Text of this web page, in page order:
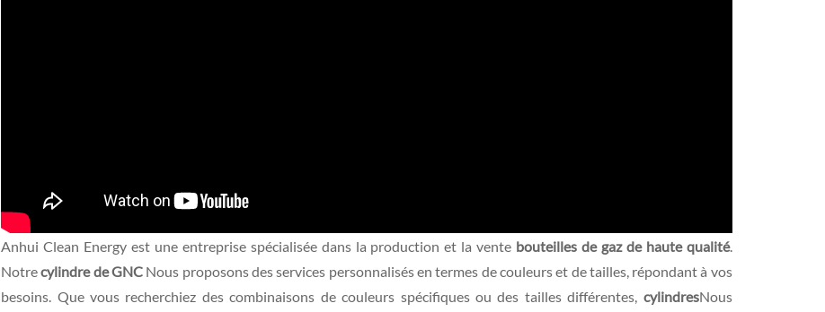
Anhui Clean Energy est une entreprise spécialisée dans la production et la vente bouteilles de gaz de haute qualité.
Notrecylindre de GNC Nous proposons des services personnalisés en termes de couleurs et de tailles, répondant à vos
besoins. Que vous recherchiez des combinaisons de couleurs spécifiques ou des tailles différentes, cylindresNous